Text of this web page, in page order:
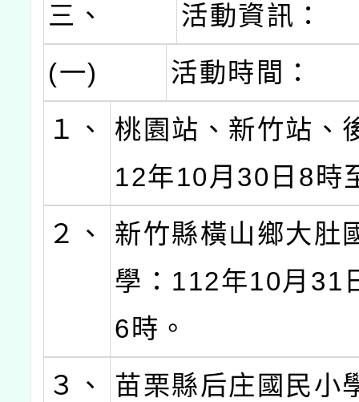
三、
活動資訊：
(一)
活動時間：
１、
桃園站、新竹站、
12年10月30日8時
２、
新竹縣橫山鄉大肚
學：112年10月31
6時。
３、
苗栗縣后庄國民小